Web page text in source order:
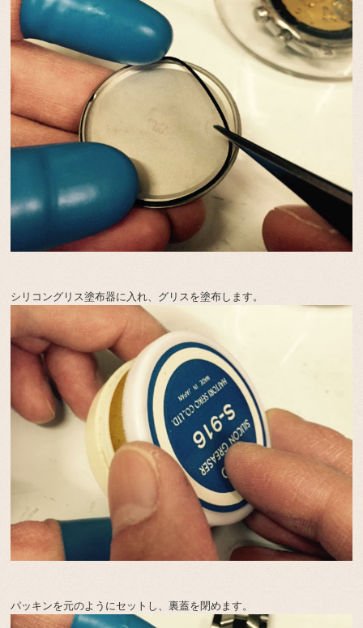
シリコングリス塗布器に入れ、グリスを塗布します。
パッキンを元のようにセットし、裏蓋を閉めます。